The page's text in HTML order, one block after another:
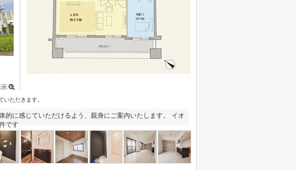
ただきます。
的に感じていただけるよう、親身にご案内いたします。 イオ
です